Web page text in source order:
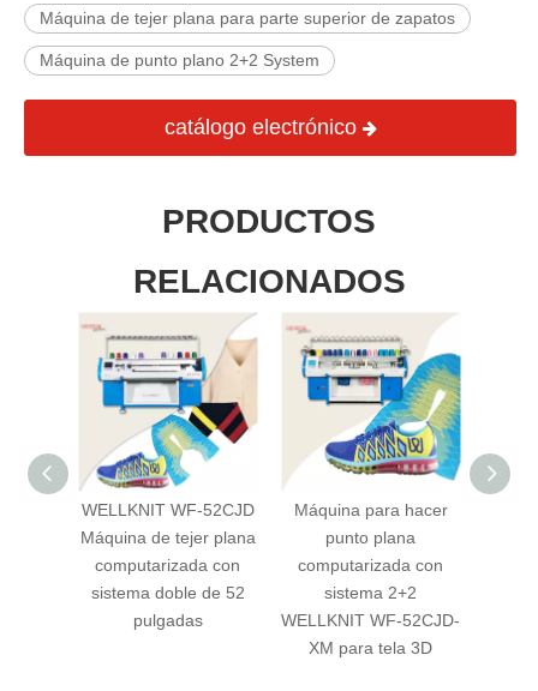
Máquina de tejer plana para parte superior de zapatos
Máquina de punto plano 2+2 System
catálogo electrónico
PRODUCTOS
RELACIONADOS
WELLKNIT WF-52CJD
Máquina de tejer plana
computarizada con
sistema doble de 52
pulgadas
Máquina para hacer
punto plana
computarizada con
sistema 2+2
WELLKNIT WF-52CJD-
XM para tela 3D